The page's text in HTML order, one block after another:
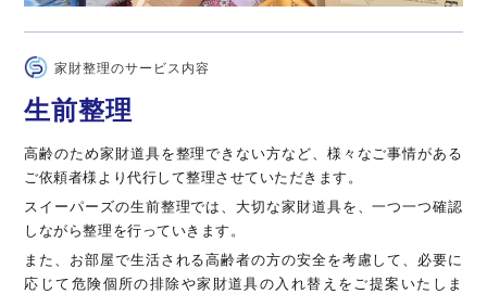
家財整理のサービス内容
生前整理
高齢のため家財道具を整理できない方など、様々なご事情がある
ご依頼者様より代行して整理させていただきます。
スイーパーズの生前整理では、大切な家財道具を、一つ一つ確認
しながら整理を行っていきます。
また、お部屋で生活される高齢者の方の安全を考慮して、必要に
応じて危険個所の排除や家財道具の入れ替えをご提案いたしま